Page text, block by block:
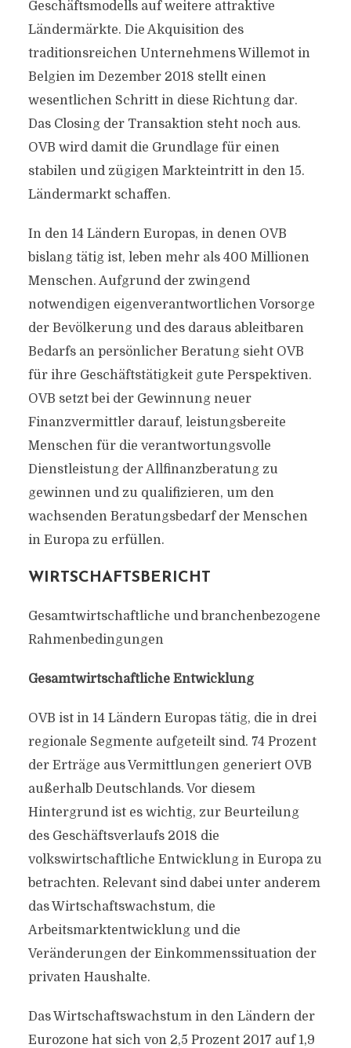
Geschäftsmodells auf weitere attraktive
Ländermärkte. Die Akquisition des
traditionsreichen Unternehmens Willemot in
Belgien im Dezember 2018 stellt einen
wesentlichen Schritt in diese Richtung dar.
Das Closing der Transaktion steht noch aus.
OVB wird damit die Grundlage für einen
stabilen und zügigen Markteintritt in den 15.
Ländermarkt schaffen.
In den 14 Ländern Europas, in denen OVB
bislang tätig ist, leben mehr als 400 Millionen
Menschen. Aufgrund der zwingend
notwendigen eigenverantwortlichen Vorsorge
der Bevölkerung und des daraus ableitbaren
Bedarfs an persönlicher Beratung sieht OVB
für ihre Geschäftstätigkeit gute Perspektiven.
OVB setzt bei der Gewinnung neuer
Finanzvermittler darauf, leistungsbereite
Menschen für die verantwortungsvolle
Dienstleistung der Allfinanzberatung zu
gewinnen und zu qualifizieren, um den
wachsenden Beratungsbedarf der Menschen
in Europa zu erfüllen.
WIRTSCHAFTSBERICHT
Gesamtwirtschaftliche und branchenbezogene
Rahmenbedingungen
Gesamtwirtschaftliche Entwicklung
OVB ist in 14 Ländern Europas tätig, die in drei
regionale Segmente aufgeteilt sind. 74 Prozent
der Erträge aus Vermittlungen generiert OVB
außerhalb Deutschlands. Vor diesem
Hintergrund ist es wichtig, zur Beurteilung
des Geschäftsverlaufs 2018 die
volkswirtschaftliche Entwicklung in Europa zu
betrachten. Relevant sind dabei unter anderem
das Wirtschaftswachstum, die
Arbeitsmarktentwicklung und die
Veränderungen der Einkommenssituation der
privaten Haushalte.
Das Wirtschaftswachstum in den Ländern der
Eurozone hat sich von 2,5 Prozent 2017 auf 1,9